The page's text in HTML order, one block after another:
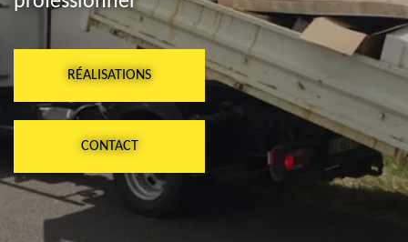
RÉALISATIONS
CONTACT